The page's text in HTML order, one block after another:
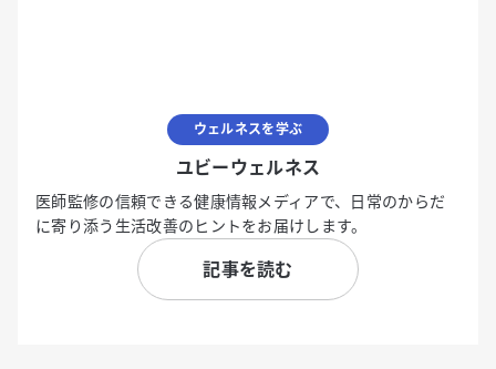
ウェルネスを学ぶ
ユビーウェルネス
医師監修の信頼できる健康情報メディアで、日常のからだ
に寄り添う生活改善のヒントをお届けします。
記事を読む